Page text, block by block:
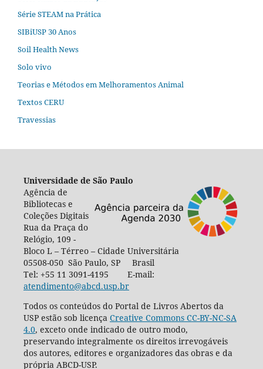
Série STEAM na Prática
SIBiUSP 30 Anos
Soil Health News
Solo vivo
Teorias e Métodos em Melhoramentos Animal
Textos CERU
Travessias
Universidade de São Paulo
Agência de
Bibliotecas e
Coleções Digitais
Rua da Praça do
Relógio, 109 -
Bloco L – Térreo – Cidade Universitária
05508-050 São Paulo, SP Brasil
Tel: +55 11 3091-4195 E-mail:
atendimento@abcd.usp.br
Todos os conteúdos do Portal de Livros Abertos da
USP estão sob licença Creative Commons CC-BY-NC-SA
4.0, exceto onde indicado de outro modo,
preservando integralmente os direitos irrevogáveis
dos autores, editores e organizadores das obras e da
própria ABCD-USP.